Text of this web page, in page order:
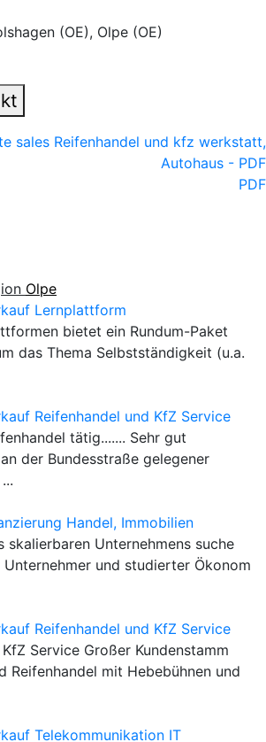
(OE), Olpe (OE)
PDF
Olpe
Lernplattform
bietet ein Rundum-Paket
das Thema Selbstständigkeit (u.a.
Reifenhandel und KfZ Service
tätig....... Sehr gut
der Bundesstraße gelegener
Handel, Immobilien
skalierbaren Unternehmens suche
und studierter Ökonom
Reifenhandel und KfZ Service
Service Großer Kundenstamm
Reifenhandel mit Hebebühnen und
Telekommunikation IT